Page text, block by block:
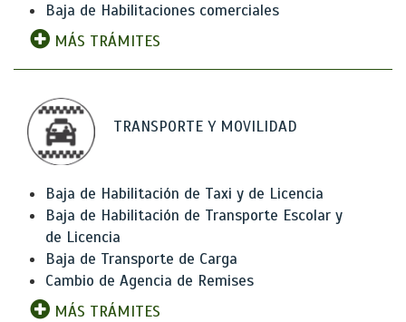
Baja de Habilitaciones comerciales
MÁS TRÁMITES
TRANSPORTE Y MOVILIDAD
Baja de Habilitación de Taxi y de Licencia
Baja de Habilitación de Transporte Escolar y
de Licencia
Baja de Transporte de Carga
Cambio de Agencia de Remises
MÁS TRÁMITES